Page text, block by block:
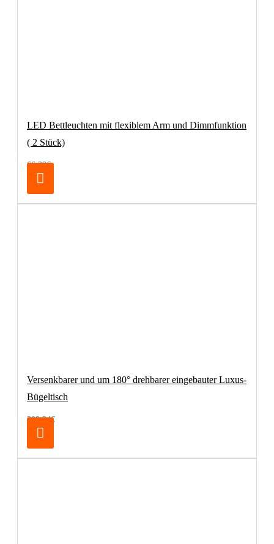
LED Bettleuchten mit flexiblem Arm und Dimmfunktion
( 2 Stück)
66,39€
Versenkbarer und um 180° drehbarer eingebauter Luxus-
Bügeltisch
209,24€